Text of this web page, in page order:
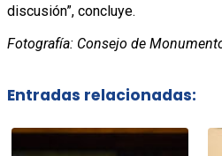
discusión”, concluye.
Fotografía: Consejo de
Entradas relacionadas: